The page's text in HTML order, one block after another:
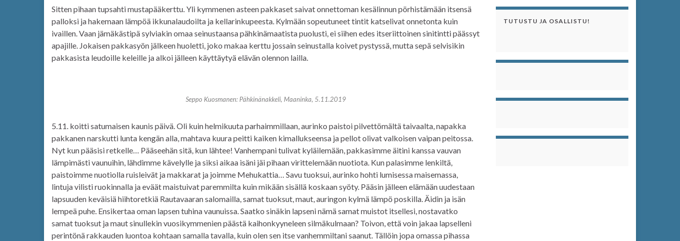
Sitten pihaan tupsahti mustapääkerttu. Yli kymmenen asteen pakkaset saivat onnettoman kesälinnun pörhistämään itsensä
palloksi ja hakemaan lämpöä ikkunalaudoilta ja kellarinkupeesta. Kylmään sopeutuneet tintit katselivat onnetonta kuin
ivaillen. Vaan jämäkästipä sylviakin omaa seinustaansa pähkinämaatista puolusti, ei siihen edes itseriittoinen sinitintti päässyt
apajille. Jokaisen pakkasyön jälkeen huoletti, joko makaa kerttu jossain seinustalla koivet pystyssä, mutta sepä selvisikin
pakkasista leudoille keleille ja alkoi jälleen käyttäytyä elävän olennon lailla.
Seppo Kuosmanen: Pähkinänakkeli, Maaninka, 5.11.2019
5.11. koitti satumaisen kaunis päivä. Oli kuin helmikuuta parhaimmillaan, aurinko paistoi pilvettömältä taivaalta, napakka
pakkanen narskutti lunta kengän alla, mahtava kuura peitti kaiken kimallukseensa ja pellot olivat valkoisen vaipan peitossa.
Nyt kun pääsisi retkelle… Pääseehän sitä, kun lähtee! Vanhempani tulivat kyläilemään, pakkasimme äitini kanssa vauvan
lämpimästi vaunuihin, lähdimme kävelylle ja siksi aikaa isäni jäi pihaan virittelemään nuotiota. Kun palasimme lenkiltä,
paistoimme nuotiolla ruisleivät ja makkarat ja joimme Mehukattia… Savu tuoksui, aurinko hohti lumisessa maisemassa,
lintuja vilisti ruokinnalla ja eväät maistuivat paremmilta kuin mikään sisällä koskaan syöty. Pääsin jälleen elämään uudestaan
lapsuuden keväisiä hiihtoretkiä Rautavaaran salomailla, samat tuoksut, maut, auringon kylmä lämpö poskilla. Äidin ja isän
lempeä puhe. Ensikertaa oman lapsen tuhina vaunuissa. Saatko sinäkin lapseni nämä samat muistot itsellesi, nostavatko
samat tuoksut ja maut sinullekin vuosikymmenien päästä kaihonkyyneleen silmäkulmaan? Toivon, että voin jakaa lapselleni
perintönä rakkauden luontoa kohtaan samalla tavalla, kuin olen sen itse vanhemmiltani saanut. Tällöin jopa omassa pihassa
TUTUSTU JA OSALLISTU!